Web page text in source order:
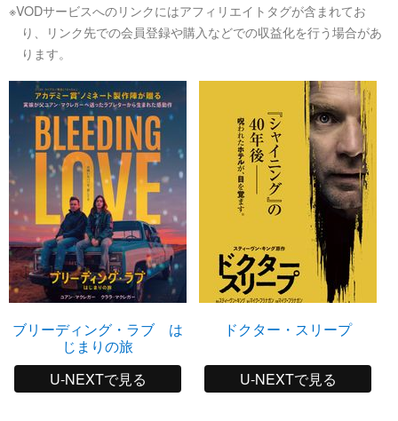
※VODサービスへのリンクにはアフィリエイトタグが含まれてお
り、リンク先での会員登録や購入などでの収益化を行う場合があ
ります。
ブリーディング・ラブ は
じまりの旅
U-NEXTで見る
ドクター・スリープ
U-NEXTで見る